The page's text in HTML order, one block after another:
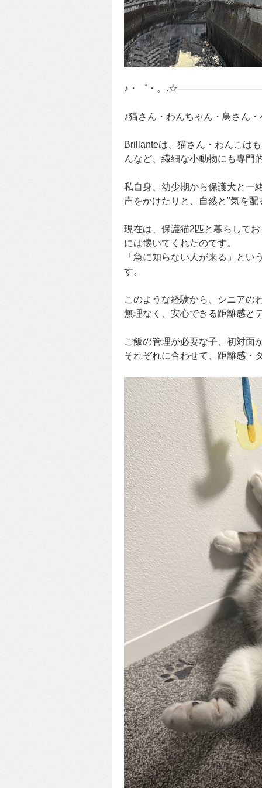
♪・゜・。
♪猫さん・わんちゃん・鳥さん
Brillanteは、猫さん・わんこは
んなど、繊細な小動物にも専門
私自身、幼少期から保護犬と一
声をかけたりと、自然と"気を
現在は、保護猫2匹と暮らして
には懐いてくれたのです。
「急に知らない人が来る」と
す。
このような経験から、シニアの
無理なく、安心できる距離感と
ご飯の管理が必要な子、初対面
それぞれに合わせて、距離感・